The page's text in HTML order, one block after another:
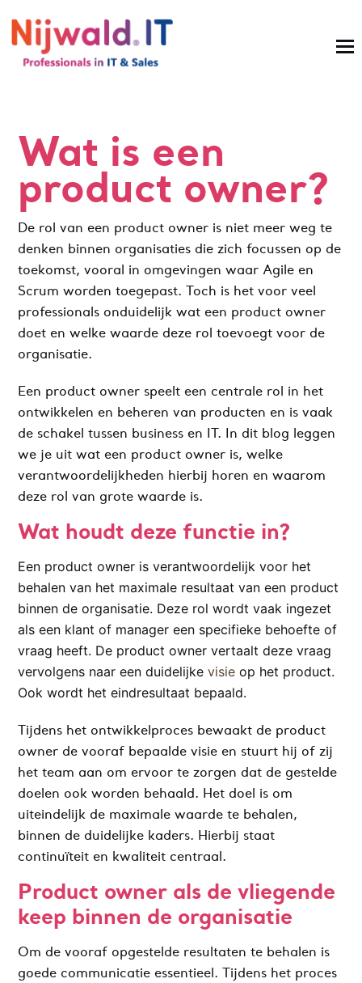
Wat is een
product owner?
De rol van een product owner is niet meer weg te
denken binnen organisaties die zich focussen op de
toekomst, vooral in omgevingen waar Agile en
Scrum worden toegepast. Toch is het voor veel
professionals onduidelijk wat een product owner
doet en welke waarde deze rol toevoegt voor de
organisatie.
Een product owner speelt een centrale rol in het
ontwikkelen en beheren van producten en is vaak
de schakel tussen business en IT. In dit blog leggen
we je uit wat een product owner is, welke
verantwoordelijkheden hierbij horen en waarom
deze rol van grote waarde is.
Wat houdt deze functie in?
Een product owner is verantwoordelijk voor het
behalen van het maximale resultaat van een product
binnen de organisatie. Deze rol wordt vaak ingezet
als een klant of manager een specifieke behoefte of
vraag heeft. De product owner vertaalt deze vraag
vervolgens naar een duidelijkevisie op het product.
Ook wordt het eindresultaat bepaald.
Tijdens het ontwikkelproces bewaakt de product
owner de vooraf bepaalde visie en stuurt hij of zij
het team aan om ervoor te zorgen dat de gestelde
doelen ook worden behaald. Het doel is om
uiteindelijk de maximale waarde te behalen,
binnen de duidelijke kaders. Hierbij staat
continuïteit en kwaliteit centraal.
Product owner als de vliegende
keep binnen de organisatie
Om de vooraf opgestelde resultaten te behalen is
goede communicatie essentieel. Tijdens het proces